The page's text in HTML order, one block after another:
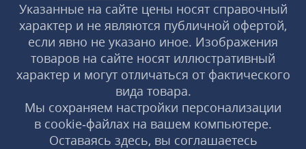
Указанные на сайте цены носят справочный
характер и не являются публичной офертой,
если явно не указано иное. Изображения
товаров на сайте носят иллюстративный
характер и могут отличаться от фактического
вида товара.
Мы сохраняем настройки персонализации
в cookie‑файлах на вашем компьютере.
Оставаясь здесь, вы соглашаетесь